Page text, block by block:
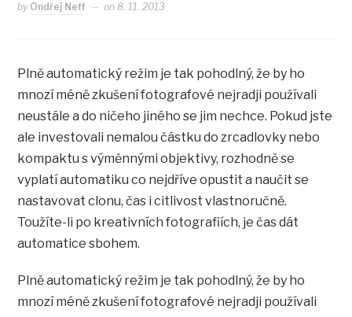
by Ondřej Neff on8. 11. 2013
Plně automatický režim je tak pohodlný, že by ho
mnozí méně zkušení fotografové nejradji používali
neustále a do ničeho jiného se jim nechce. Pokud jste
ale investovali nemalou částku do zrcadlovky nebo
kompaktu s výměnnými objektivy, rozhodně se
vyplatí automatiku co nejdříve opustit a naučit se
nastavovat clonu, čas i citlivost vlastnoručně.
Toužíte-li po kreativních fotografiích, je čas dát
automatice sbohem.
Plně automatický režim je tak pohodlný, že by ho
mnozí méně zkušení fotografové nejradji používali